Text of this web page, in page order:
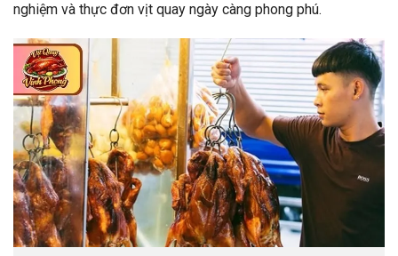
nghiệm và thực đơn vịt quay ngày càng phong phú.